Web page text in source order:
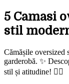
5 Camasi
stil
Cămășile oversized
garderobă. ✨
stil și atitudine! 💁‍♀️